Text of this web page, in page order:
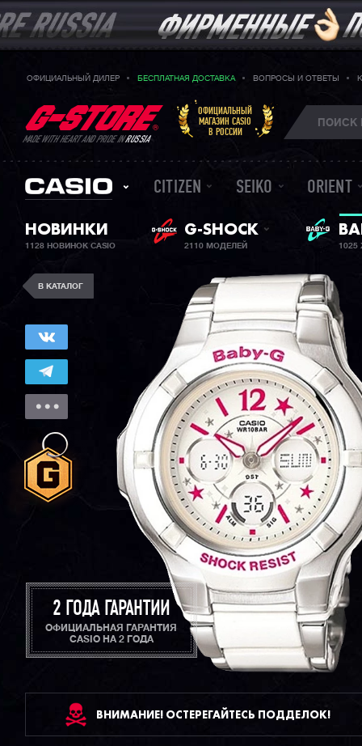
ОФИЦИАЛЬНЫЙ ДИЛЕР БЕСПЛАТНАЯ ДОСТАВКА ВОПРОСЫ И ОТВЕТЫ
MADE WITH HEART AND PRIDE INRUSSIA
ОФИЦИАЛЬНЫЙ
МАГАЗИН CASIO
В РОССИИ
CITIZEN SEIKO ORIENT
НОВИНКИ
1128 НОВИНОК CASIO
G-SHOCK
2110 МОДЕЛЕЙ
В КАТАЛОГ
2 ГОДА ГАРАНТИИ
ОФИЦИАЛЬНАЯ ГАРАНТИЯ
CASIO НА 2 ГОДА
ВНИМАНИЕ! ОСТЕРЕГАЙТЕСЬ ПОДДЕЛОК!